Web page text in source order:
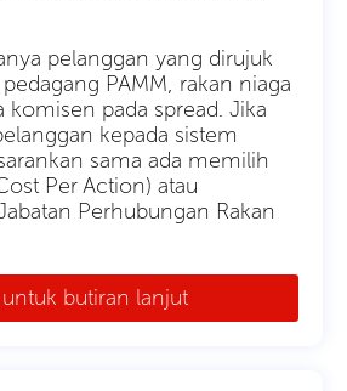
pelanggan yang dirujuk
PAMM, rakan niaga
pada spread. Jika
kepada sistem
sama ada memilih
Per Action) atau
Perhubungan Rakan
untuk butiran lanjut